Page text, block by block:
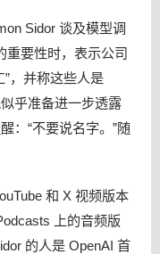
Sidor 谈及模型调
重要性时，表示公司
，并称这些人是
乎准备进一步透露
：“不要说名字。”随
和 X 视频版本
上的音频版
的人是 OpenAI 首